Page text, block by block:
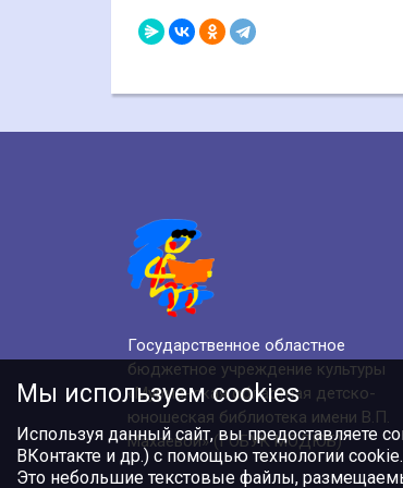
Государственное областное
бюджетное учреждение культуры
«Мурманская областная детско-
юношеская библиотека имени В.П.
Махаевой» (ГОБУК МОДЮБ)
Мы используем cookies
Используя данный сайт, вы предоставляете
ВКонтакте и др.) с помощью технологии cookie.
Это небольшие текстовые файлы,